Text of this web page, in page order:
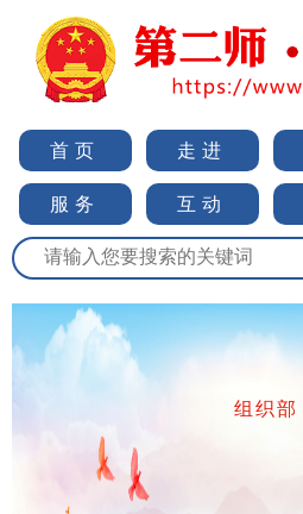
首页 走进
服务 互动
组织部